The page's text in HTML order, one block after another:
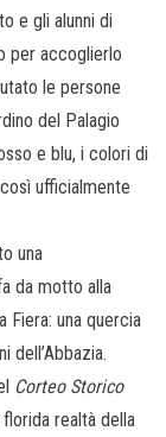
e gli alunni di
per accoglierlo
le persone
del Palagio
e blu, i colori di
ufficialmente
una
da motto alla
Fiera: una quercia
dell’Abbazia.
Corteo Storico
realtà della